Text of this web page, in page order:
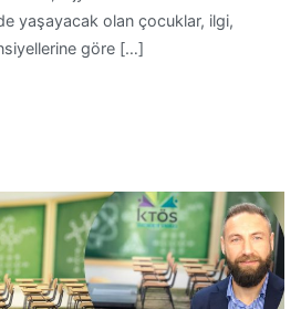
yaşayacak olan çocuklar, ilgi,
göre […]